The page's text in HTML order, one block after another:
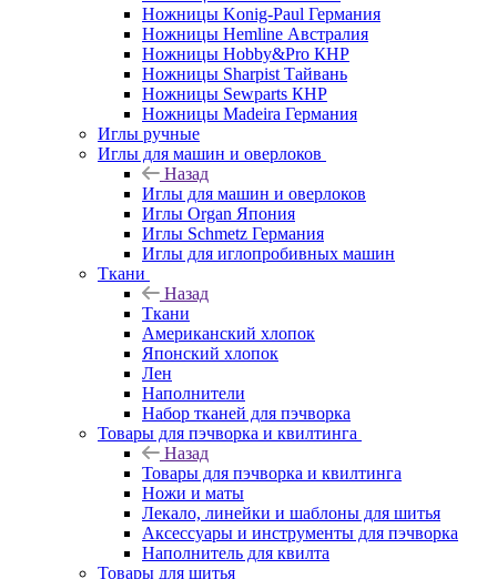
Ножницы Konig-Paul Германия
Ножницы Hemline Австралия
Ножницы Hobby&Pro КНР
Ножницы Sharpist Тайвань
Ножницы Sewparts КНР
Ножницы Madeira Германия
Иглы ручные
Иглы для машин и оверлоков
Назад
Иглы для машин и оверлоков
Иглы Organ Япония
Иглы Schmetz Германия
Иглы для иглопробивных машин
Ткани
Назад
Ткани
Американский хлопок
Японский хлопок
Лен
Наполнители
Набор тканей для пэчворка
Товары для пэчворка и квилтинга
Назад
Товары для пэчворка и квилтинга
Ножи и маты
Лекало, линейки и шаблоны для шитья
Аксессуары и инструменты для пэчворка
Наполнитель для квилта
Товары для шитья